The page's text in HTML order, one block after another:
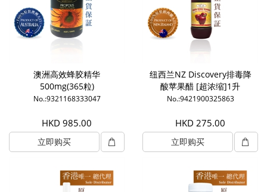
澳洲高效蜂胶精华
500mg(365粒)
No.:9321168333047
HKD 985.00
立即购买
纽西兰NZ Discovery排毒降
酸苹果醋 [超浓缩]1升
No.:9421900325863
HKD 275.00
立即购买